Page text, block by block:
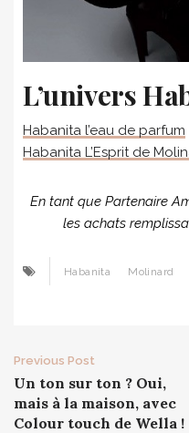
L’univers
Habanita l’eau de parfum
Habanita L’Esprit de
En tant que Partenaire
les achats
Habanita Molinard
Post
navigation
Previous Post
Un ton sur ton ? Oui,
mais à la maison, avec
Colour touch de Wella !